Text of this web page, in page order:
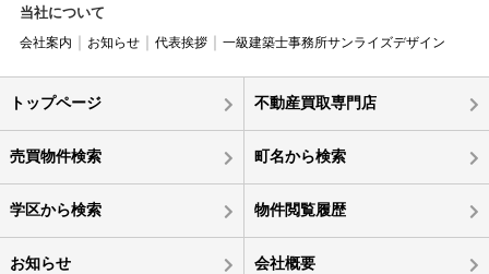
当社について
会社案内 お知らせ 代表挨拶 一級建築士事務所サンライズデザイン
トップページ 不動産買取専門店
売買物件検索 町名から検索
学区から検索 物件閲覧履歴
お知らせ 会社概要